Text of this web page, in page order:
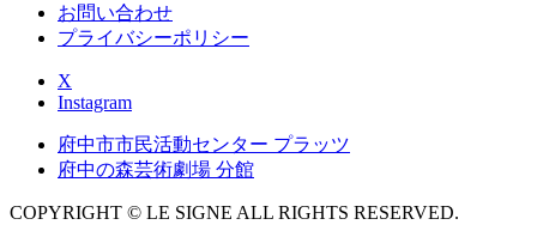
お問い合わせ
プライバシーポリシー
X
Instagram
府中市市民活動センター プラッツ
府中の森芸術劇場 分館
COPYRIGHT © LE SIGNE ALL RIGHTS RESERVED.